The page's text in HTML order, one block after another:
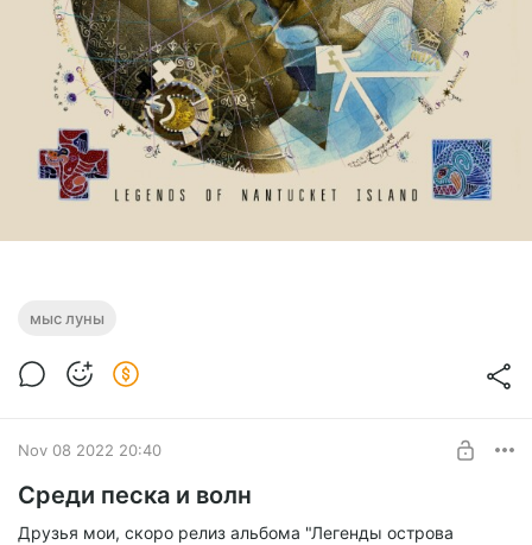
мыс луны
Nov 08 2022 20:40
Среди песка и волн
Друзья мои, скоро релиз альбома "Легенды острова